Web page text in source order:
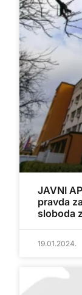
JAVNI
pravda
sloboda
19.01.2024.